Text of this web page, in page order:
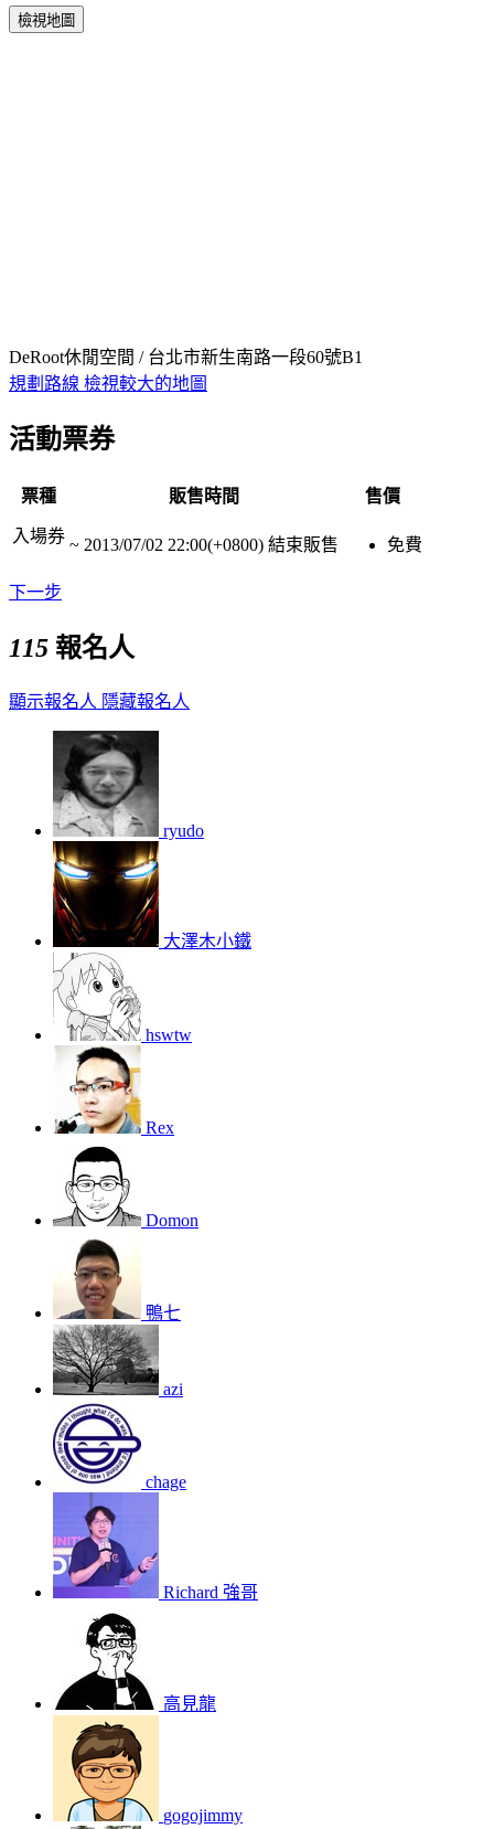
檢視地圖
DeRoot休閒空間 / 台北市新生南路一段60號B1
規劃路線 檢視較大的地圖
活動票券
票種 販售時間 售價
入場券 ~ 2013/07/02 22:00(+0800) 結束販售 免費
下一步
115 報名人
顯示報名人 隱藏報名人
ryudo
大澤木小鐵
hswtw
Rex
Domon
鴨七
azi
chage
Richard 強哥
高見龍
gogojimmy